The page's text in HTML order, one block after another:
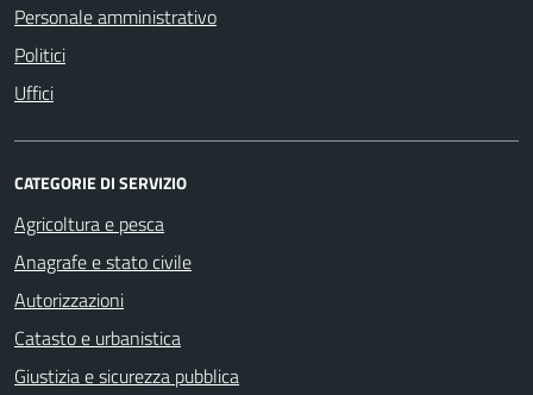
Personale amministrativo
Politici
Uffici
CATEGORIE DI SERVIZIO
Agricoltura e pesca
Anagrafe e stato civile
Autorizzazioni
Catasto e urbanistica
Giustizia e sicurezza pubblica